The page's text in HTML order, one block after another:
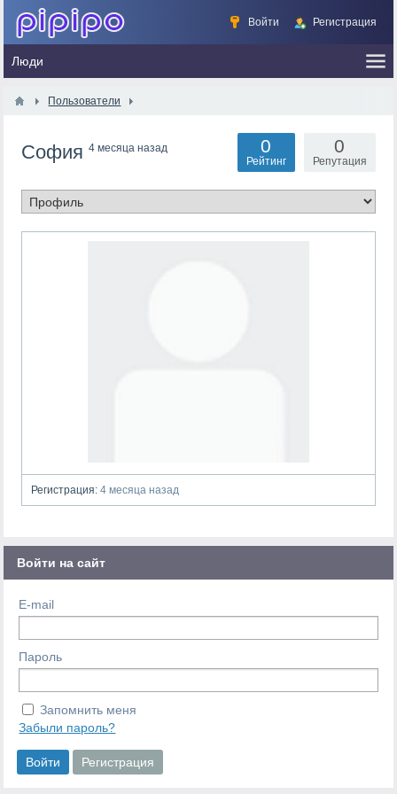
Войти Регистрация
Пользователи
София4 месяца назад 0
Репутация
0
Рейтинг
Регистрация: 4 месяца назад
Войти на сайт
E-mail
Пароль
Запомнить меня
Забыли пароль?